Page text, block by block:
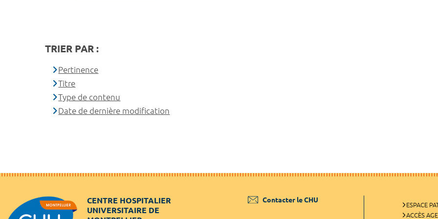
TRIER PAR :
Pertinence
Titre
Type de contenu
Date de dernière modification
CENTRE HOSPITALIER
UNIVERSITAIRE DE
Contacter le CHU
ESPACE
ACCÈS